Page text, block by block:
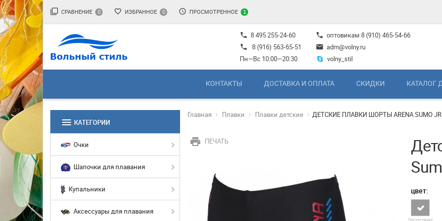
filter_none СРАВНЕНИЕ 0 favorite_border ИЗБРАННОЕ 0 access_time ПРОСМОТРЕННОЕ 1
phone 8 495 255-24-60
phone
8 (916) 563-65-51
Пн—Вс 10:00—20:30
phone оптовикам 8 (910) 465-54-66
mail adm@volny.ru
volny_stil
КОНТАКТЫ ДОСТАВКА И ОПЛАТА СКИДКИ КАТАЛОГ
menu КАТЕГОРИИ
Очки
Шапочки для плавания
Купальники
Аксессуары для плавания
Главная Плавки Плавки детские ДЕТСКИЕ ПЛАВКИ ШОРТЫ ARENA SUMO JR
print ПЕЧАТЬ
цвет: